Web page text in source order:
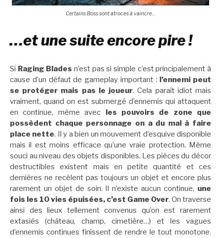
Certains Boss sont atroces à vaincre…
…et une suite encore pire !
Si Raging Bladesn’est pas si simple c’est principalement à
cause d’un défaut de gameplay important : l’ennemi peut
se protéger mais pas le joueur. Cela paraît idiot mais
vraiment, quand on est submergé d’ennemis qui attaquent
en continue, même avec
les pouvoirs de zone que
possèdent chaque personnage on a du mal à faire
place nette. Il y a bien un mouvement d’esquive disponible
mais il est moins efficace qu’une vraie protection. Même
souci au niveau des objets disponibles. Les pièces du décor
destructibles existent mais en petite quantité et ces
dernières ne recèlent pas toujours un objet et encore plus
rarement un objet de soin. Il n’existe aucun continue, une
fois les 10 vies épuisées, c’est Game Over. On traverse
ainsi des lieux tellement convenus qu’on est rarement
extasiés (château, champ, cimetière…) et les vagues
d’ennemis continues finissent de rendre le tout monotone.